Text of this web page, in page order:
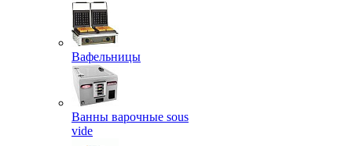
Вафельницы
Ванны варочные sous
vide